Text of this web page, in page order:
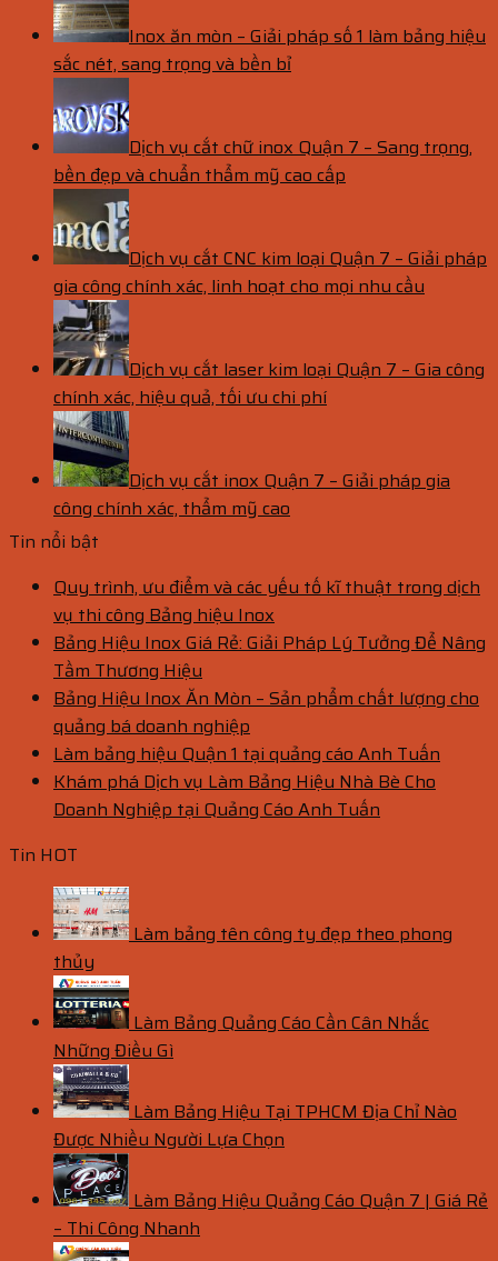
Inox ăn mòn – Giải pháp số 1 làm bảng hiệu
sắc nét, sang trọng và bền bỉ
Dịch vụ cắt chữ inox Quận 7 – Sang trọng,
bền đẹp và chuẩn thẩm mỹ cao cấp
Dịch vụ cắt CNC kim loại Quận 7 – Giải pháp
gia công chính xác, linh hoạt cho mọi nhu cầu
Dịch vụ cắt laser kim loại Quận 7 – Gia công
chính xác, hiệu quả, tối ưu chi phí
Dịch vụ cắt inox Quận 7 – Giải pháp gia
công chính xác, thẩm mỹ cao
Tin nổi bật
Quy trình, ưu điểm và các yếu tố kĩ thuật trong dịch
vụ thi công Bảng hiệu Inox
Bảng Hiệu Inox Giá Rẻ: Giải Pháp Lý Tưởng Để Nâng
Tầm Thương Hiệu
Bảng Hiệu Inox Ăn Mòn – Sản phẩm chất lượng cho
quảng bá doanh nghiệp
Làm bảng hiệu Quận 1 tại quảng cáo Anh Tuấn
Khám phá Dịch vụ Làm Bảng Hiệu Nhà Bè Cho
Doanh Nghiệp tại Quảng Cáo Anh Tuấn
Tin HOT
Làm bảng tên công ty đẹp theo phong
thủy
Làm Bảng Quảng Cáo Cần Cân Nhắc
Những Điều Gì
Làm Bảng Hiệu Tại TPHCM Địa Chỉ Nào
Được Nhiều Người Lựa Chọn
Làm Bảng Hiệu Quảng Cáo Quận 7 | Giá Rẻ
– Thi Công Nhanh